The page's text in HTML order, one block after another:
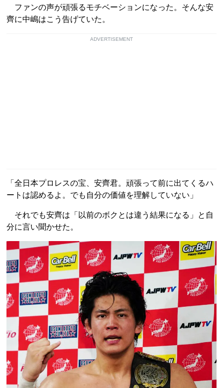
ファンの声が頑張るモチベーションになった。そんな安
齊に中嶋はこう告げていた。
ADVERTISEMENT
「全日本プロレスの宝、安齊君。頑張って前に出てくるハ
ートは認めるよ。でも自分の価値を理解していない」
それでも安齊は「以前のボクとは違う結果になる」と自
分に言い聞かせた。